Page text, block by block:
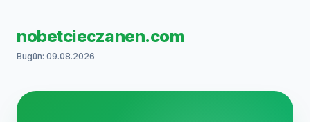
nobetcieczanen.com
Bugün: 09.08.2026